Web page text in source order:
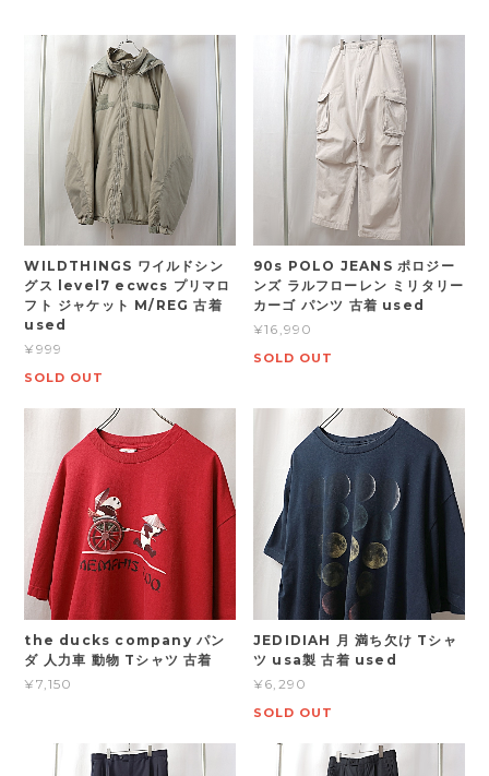
WILDTHINGS ワイルドシン
グス level7 ecwcs プリマロ
フト ジャケット M/REG 古着
used
¥999
SOLD OUT
90s POLO JEANS ポロジー
ンズ ラルフローレン ミリタリー
カーゴ パンツ 古着 used
¥16,990
SOLD OUT
the ducks company パン
ダ 人力車 動物 Tシャツ 古着
¥7,150
JEDIDIAH 月 満ち欠け Tシャ
ツ usa製 古着 used
¥6,290
SOLD OUT